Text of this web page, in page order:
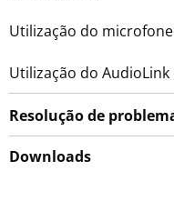
Utilização do
Utilização do
Resolução de
Downloads